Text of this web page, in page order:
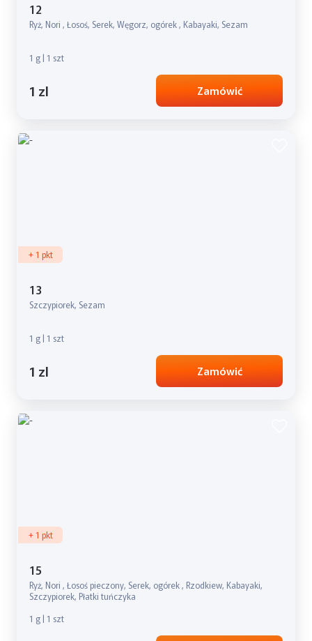
12
Ryż, Nori , Łosoś, Serek, Węgorz, ogórek , Kabayaki, Sezam
1 g | 1 szt
1 zl Zamówić
+ 1 pkt
13
Szczypiorek, Sezam
1 g | 1 szt
1 zl Zamówić
+ 1 pkt
15
Ryż, Nori , Łosoś pieczony, Serek, ogórek , Rzodkiew, Kabayaki,
Szczypiorek, Płatki tuńczyka
1 g | 1 szt